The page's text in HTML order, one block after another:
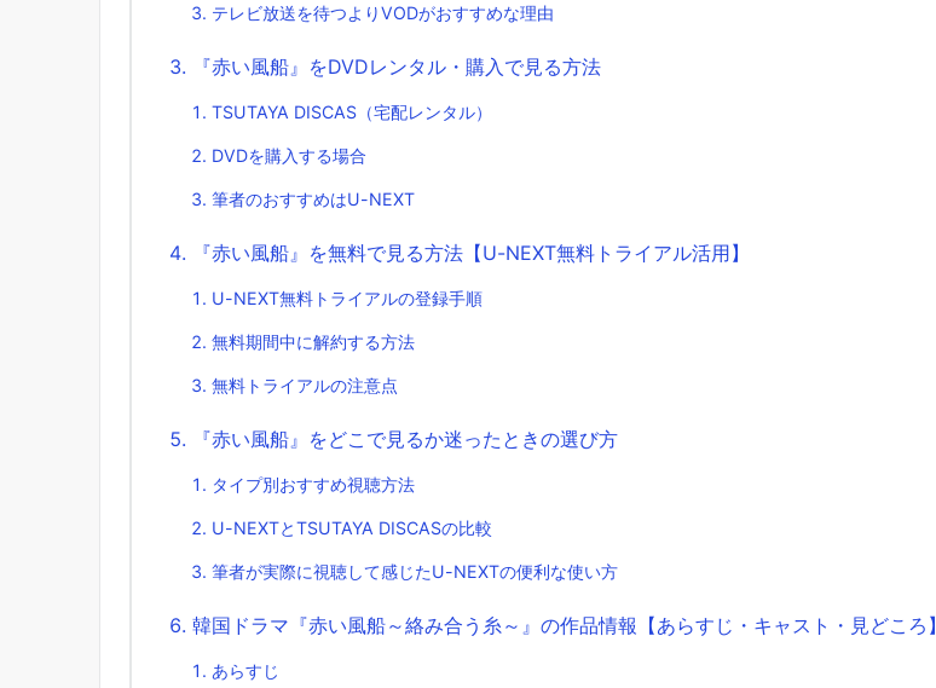
テレビ放送を待つよりVODがおすすめな理由
『赤い風船』をDVDレンタル・購入で見る方法
TSUTAYA DISCAS（宅配レンタル）
DVDを購入する場合
筆者のおすすめはU-NEXT
『赤い風船』を無料で見る方法【U-NEXT無料トライアル活用】
U-NEXT無料トライアルの登録手順
無料期間中に解約する方法
無料トライアルの注意点
『赤い風船』をどこで見るか迷ったときの選び方
タイプ別おすすめ視聴方法
U-NEXTとTSUTAYA DISCASの比較
筆者が実際に視聴して感じたU-NEXTの便利な使い方
韓国ドラマ『赤い風船～絡み合う糸～』の作品情報【あらすじ・キャスト・見どころ】
あらすじ